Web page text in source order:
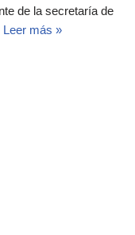
de la secretaría de
Leer más »